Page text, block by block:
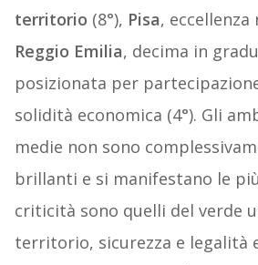
territorio (8°), Pisa, eccellenza
Reggio Emilia, decima in
posizionata per
solidità economica (4°). Gli
medie non sono
brillanti e si manifestano le
criticità sono quelli del verde
territorio, sicurezza e legalità